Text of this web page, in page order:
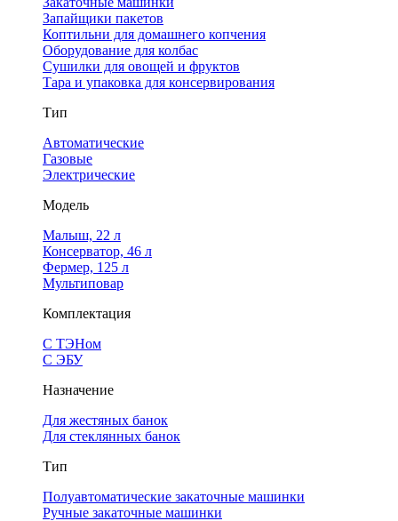
Запайщики пакетов
Коптильни для домашнего копчения
Оборудование для колбас
Сушилки для овощей и фруктов
Тара и упаковка для консервирования
Тип
Автоматические
Газовые
Электрические
Модель
Малыш, 22 л
Консерватор, 46 л
Фермер, 125 л
Мультиповар
Комплектация
С ТЭНом
С ЭБУ
Назначение
Для жестяных банок
Для стеклянных банок
Тип
Полуавтоматические закаточные машинки
Ручные закаточные машинки